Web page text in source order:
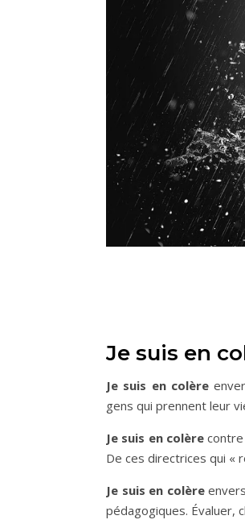
Je suis en
Je suis en colère
gens qui prennent leur
Je suis en colèrecontre
De ces directrices qui «
Je suis en colère
pédagogiques. Évaluer,